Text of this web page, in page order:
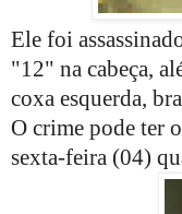
Ele foi
"12" na cabeça,
coxa esquerda,
O crime pode ter
sexta-feira (04)